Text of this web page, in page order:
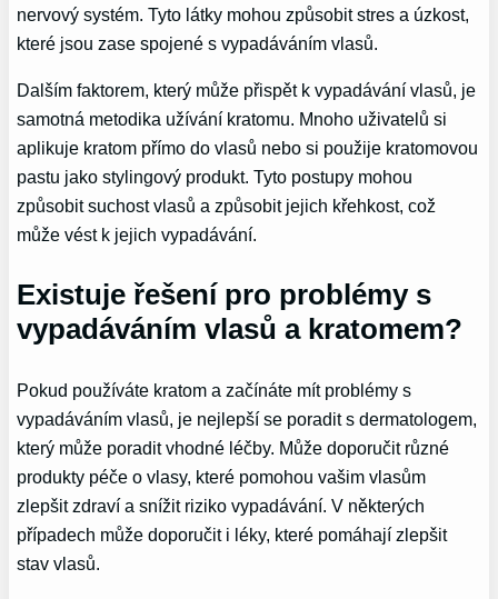
nervový systém. Tyto látky mohou způsobit stres a úzkost,
které jsou zase spojené s vypadáváním vlasů.
Dalším faktorem, který může přispět k vypadávání vlasů, je
samotná metodika užívání kratomu. Mnoho uživatelů si
aplikuje kratom přímo do vlasů nebo si použije kratomovou
pastu jako stylingový produkt. Tyto postupy mohou
způsobit suchost vlasů a způsobit jejich křehkost, což
může vést k jejich vypadávání.
Existuje řešení pro problémy s
vypadáváním vlasů a kratomem?
Pokud používáte kratom a začínáte mít problémy s
vypadáváním vlasů, je nejlepší se poradit s dermatologem,
který může poradit vhodné léčby. Může doporučit různé
produkty péče o vlasy, které pomohou vašim vlasům
zlepšit zdraví a snížit riziko vypadávání. V některých
případech může doporučit i léky, které pomáhají zlepšit
stav vlasů.